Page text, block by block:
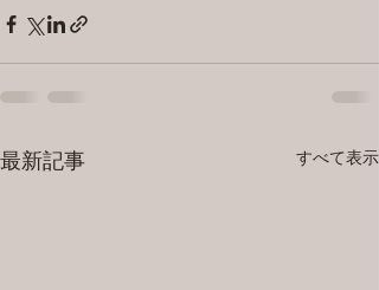
最新記事 すべて表示